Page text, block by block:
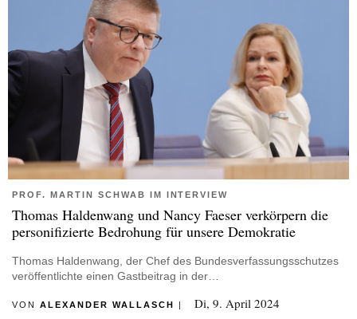
PROF. MARTIN SCHWAB IM INTERVIEW
Thomas Haldenwang und Nancy Faeser verkörpern die
personifizierte Bedrohung für unsere Demokratie
Thomas Haldenwang, der Chef des Bundesverfassungsschutzes
veröffentlichte einen Gastbeitrag in der…
VON ALEXANDER WALLASCH | Di, 9. April 2024